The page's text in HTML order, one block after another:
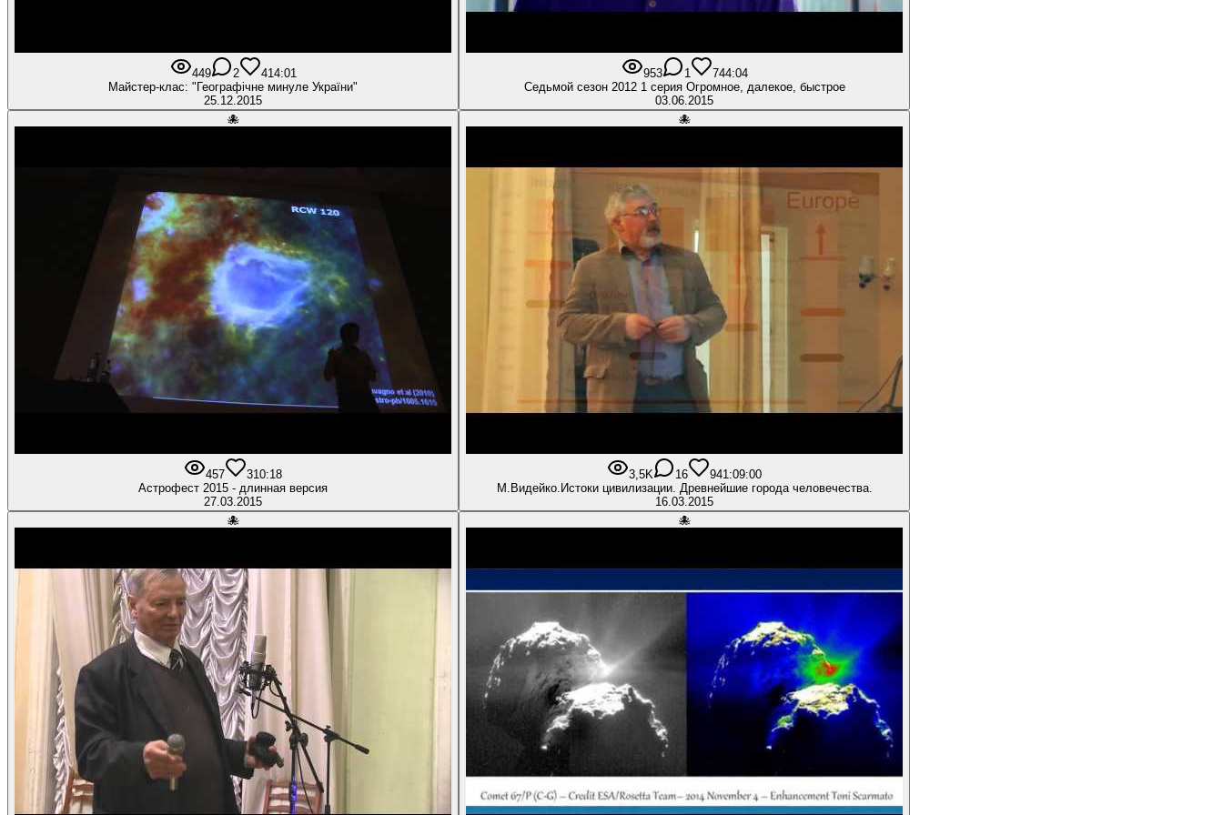
449 2 414:01
Майстер-клас: "Географічне минуле України"
25.12.2015
953 1 744:04
Седьмой сезон 2012 1 серия Огромное, далекое, быстрое
03.06.2015
🐙
457 310:18
Астрофест 2015 - длинная версия
27.03.2015
🐙
3,5K 16 941:09:00
М.Видейко.Истоки цивилизации. Древнейшие города человечества.
16.03.2015
🐙
🐙